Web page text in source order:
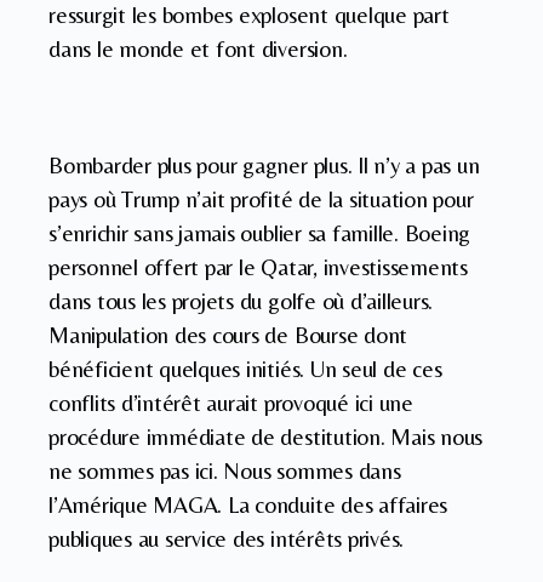
ressurgit les bombes explosent quelque part
dans le monde et font diversion.
Bombarder plus pour gagner plus. Il n’y a pas un
pays où Trump n’ait profité de la situation pour
s’enrichir sans jamais oublier sa famille. Boeing
personnel offert par le Qatar, investissements
dans tous les projets du golfe où d’ailleurs.
Manipulation des cours de Bourse dont
bénéficient quelques initiés. Un seul de ces
conflits d’intérêt aurait provoqué ici une
procédure immédiate de destitution. Mais nous
ne sommes pas ici. Nous sommes dans
l’Amérique MAGA. La conduite des affaires
publiques au service des intérêts privés.